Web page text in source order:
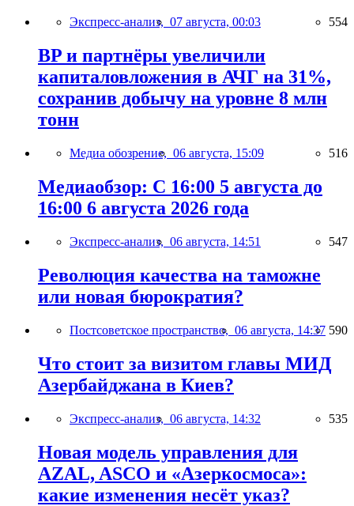
Экспресс-анализ, 07 августа, 00:03 554
BP и партнёры увеличили
капиталовложения в АЧГ на 31%,
сохранив добычу на уровне 8 млн
тонн
Медиа обозрение, 06 августа, 15:09 516
Медиаобзор: С 16:00 5 августа до
16:00 6 августа 2026 года
Экспресс-анализ, 06 августа, 14:51 547
Революция качества на таможне
или новая бюрократия?
Постсоветское пространство, 06 августа, 14:37 590
Что стоит за визитом главы МИД
Азербайджана в Киев?
Экспресс-анализ, 06 августа, 14:32 535
Новая модель управления для
AZAL, ASCO и «Азеркосмоса»:
какие изменения несёт указ?